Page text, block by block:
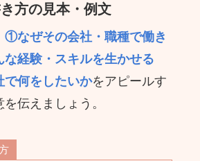
方の見本・例文
①なぜその会社・職種で働き
経験・スキルを生かせる
何をしたいかをアピールす
伝えましょう。